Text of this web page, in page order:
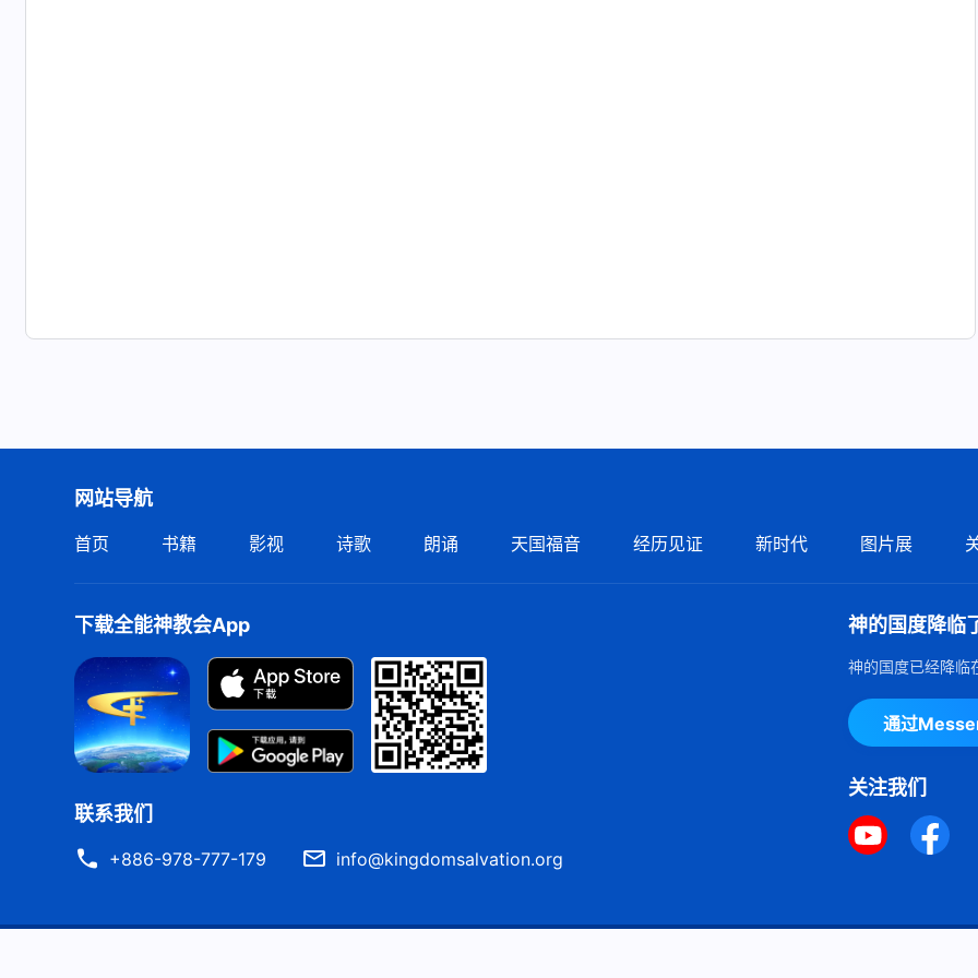
网站导航
首页 书籍 影视 诗歌 朗诵 天国福音 经历见证 新时代 图片展
下载全能神教会App
联系我们
+886-978-777-179 info@kingdomsalvation.org
神的国度降临
神的国度已经降临
通过
关注我们